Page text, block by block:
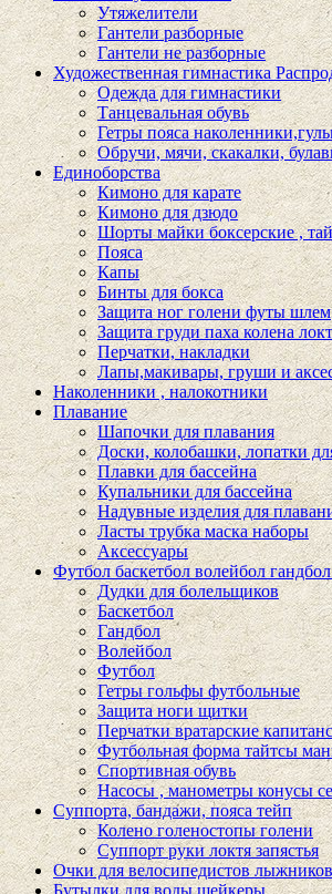
Утяжелители
Гантели разборные
Гантели не разборные
Художественная гимнастика
Одежда для гимнастики
Танцевальная обувь
Гетры пояса
Обручи, мячи, скакалки,
Единоборства
Кимоно для карате
Кимоно для дзюдо
Шорты майки боксерские ,
Пояса
Капы
Бинты для бокса
Защита ног голени футы шлем
Защита груди паха колена
Перчатки, накладки
Лапы,макивары, груши и
Наколенники , налокотники
Плавание
Шапочки для плавания
Доски, колобашки, лопатки
Плавки для бассейна
Купальники для бассейна
Надувные изделия для
Ласты трубка маска наборы
Аксессуары
Футбол баскетбол волейбол
Дудки для болельщиков
Баскетбол
Гандбол
Волейбол
Футбол
Гетры гольфы футбольные
Защита ноги щитки
Перчатки вратарские
Футбольная форма тайтсы
Спортивная обувь
Насосы , манометры конусы
Суппорта, бандажи, пояса тейп
Колено голеностопы голени
Суппорт руки локтя запястья
Очки для велосипедистов
Бутылки для воды шейкеры